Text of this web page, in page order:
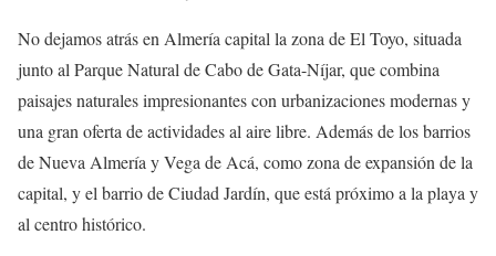
No dejamos atrás en Almería capital la zona de El Toyo, situada
junto al Parque Natural de Cabo de Gata-Níjar, que combina
paisajes naturales impresionantes con urbanizaciones modernas y
una gran oferta de actividades al aire libre. Además de los barrios
de Nueva Almería y Vega de Acá, como zona de expansión de la
capital, y el barrio de Ciudad Jardín, que está próximo a la playa y
al centro histórico.